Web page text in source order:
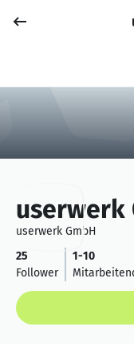
userwerk
userwerk GmbH
25
Follower
1-10